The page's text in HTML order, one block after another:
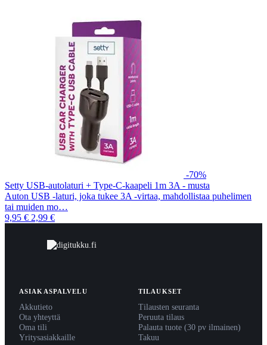
-70%
Setty USB-autolaturi + Type-C-kaapeli 1m 3A - musta
Auton USB -laturi, joka tukee 3A -virtaa, mahdollistaa puhelimen
tai muiden mo…
9,95 € 2,99 €
ASIAKASPALVELU
Akkutieto
Ota yhteyttä
Oma tili
Yritysasiakkaille
TILAUKSET
Tilausten seuranta
Peruuta tilaus
Palauta tuote (30 pv ilmainen)
Takuu